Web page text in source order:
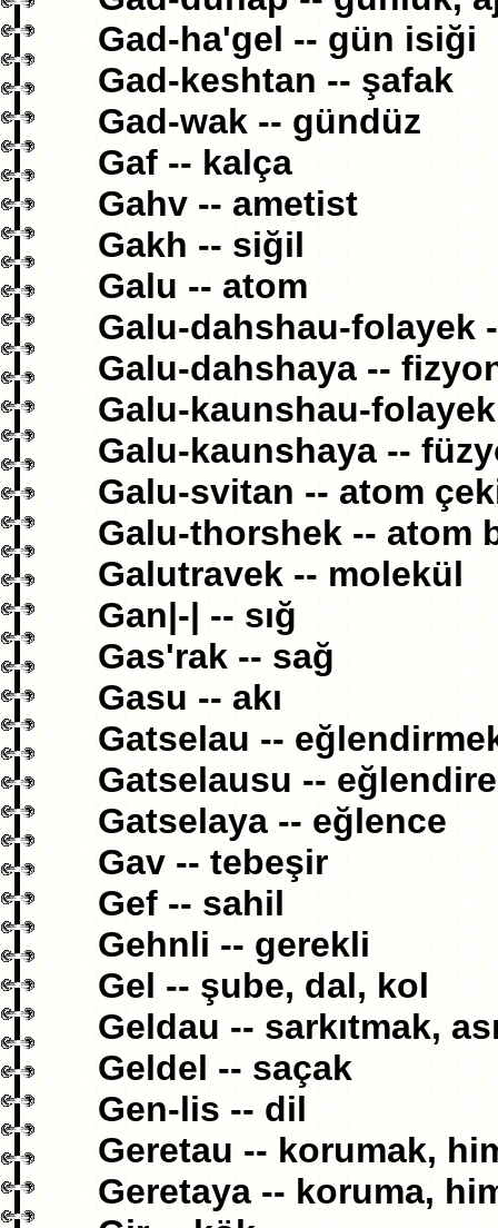
Gad-ha'gel -- gün isiği
Gad-keshtan -- şafak
Gad-wak -- gündüz
Gaf -- kalça
Gahv -- ametist
Gakh -- siğil
Galu -- atom
Galu-dahshau-folayek
Galu-dahshaya --
Galu-kaunshau-
Galu-kaunshaya --
Galu-svitan -- atom
Galu-thorshek -- atom
Galutravek -- molekül
Gan|-| -- sığ
Gas'rak -- sağ
Gasu -- akı
Gatselau --
Gatselausu --
Gatselaya -- eğlence
Gav -- tebeşir
Gef -- sahil
Gehnli -- gerekli
Gel -- şube, dal, kol
Geldau -- sarkıtmak,
Geldel -- saçak
Gen-lis -- dil
Geretau -- korumak,
Geretaya -- koruma,